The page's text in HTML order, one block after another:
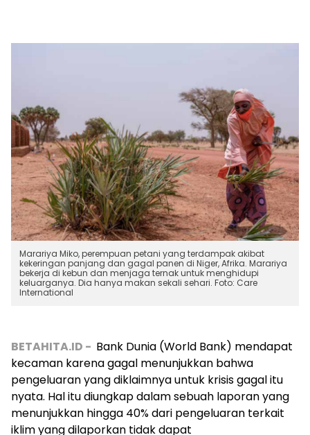
Marariya Miko, perempuan petani yang terdampak akibat
kekeringan panjang dan gagal panen di Niger, Afrika. Marariya
bekerja di kebun dan menjaga ternak untuk menghidupi
keluarganya. Dia hanya makan sekali sehari. Foto: Care
International
BETAHITA.ID - Bank Dunia (World Bank) mendapat
kecaman karena gagal menunjukkan bahwa
pengeluaran yang diklaimnya untuk krisis gagal itu
nyata. Hal itu diungkap dalam sebuah laporan yang
menunjukkan hingga 40% dari pengeluaran terkait
iklim yang dilaporkan tidak dapat